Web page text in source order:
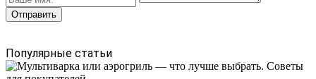
Популярные статьи